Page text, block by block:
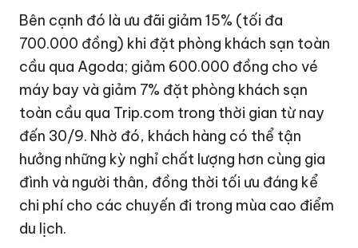
Bên cạnh đó là ưu đãi giảm 15% (tối đa
700.000 đồng) khi đặt phòng khách sạn toàn
cầu qua Agoda; giảm 600.000 đồng cho vé
máy bay và giảm 7% đặt phòng khách sạn
toàn cầu qua Trip.com trong thời gian từ nay
đến 30/9. Nhờ đó, khách hàng có thể tận
hưởng những kỳ nghỉ chất lượng hơn cùng gia
đình và người thân, đồng thời tối ưu đáng kể
chi phí cho các chuyến đi trong mùa cao điểm
du lịch.